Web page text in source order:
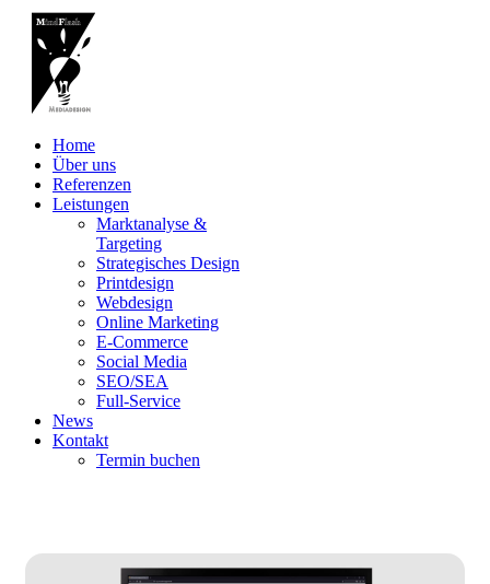
Home
Über uns
Referenzen
Leistungen
Marktanalyse &
Targeting
Strategisches Design
Printdesign
Webdesign
Online Marketing
E-Commerce
Social Media
SEO/SEA
Full-Service
News
Kontakt
Termin buchen